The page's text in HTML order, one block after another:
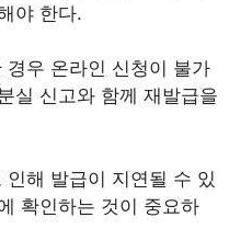
야 한다.
우 온라인 신청이 불가
실 신고와 함께 재발급을
해 발급이 지연될 수 있
확인하는 것이 중요하